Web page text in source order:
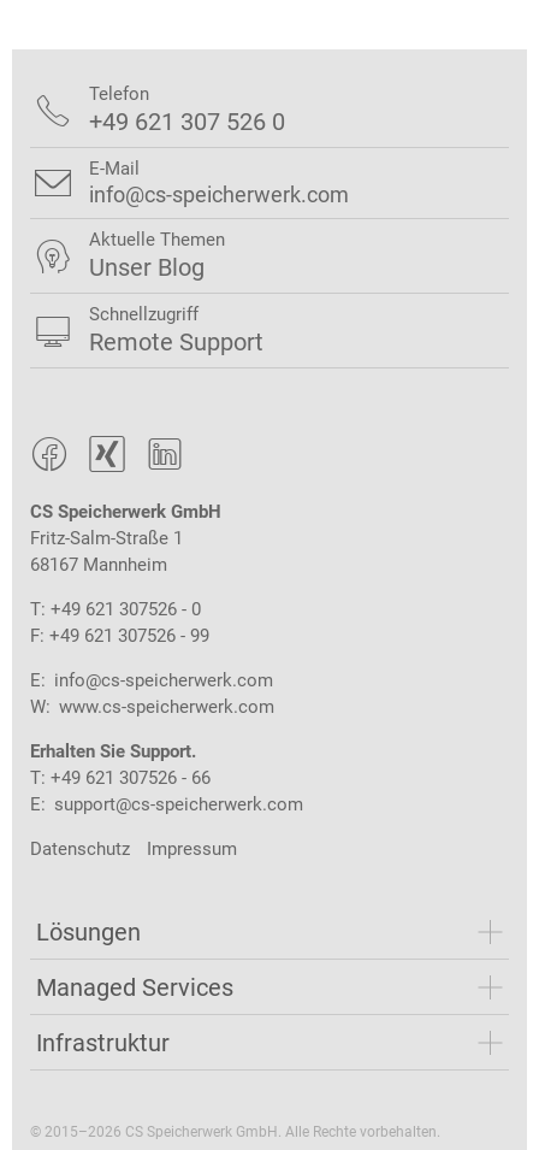
  
CS Speicherwerk GmbH
Fritz-Salm-Straße 1
68167 Mannheim
T: +49 621 307526 - 0
F: +49 621 307526 - 99
E: info@cs-speicherwerk.com
W: www.cs-speicherwerk.com
Erhalten Sie Support.
T: +49 621 307526 - 66
E: support@cs-speicherwerk.com
Datenschutz Impressum
Lösungen
Managed Services
Infrastruktur
 Telefon
+49 621 307 526 0
 E-Mail
info@cs-speicherwerk.com
 Aktuelle Themen
Unser Blog
 Schnellzugriff
Remote Support
© 2015–2026 CS Speicherwerk GmbH. Alle Rechte vorbehalten.